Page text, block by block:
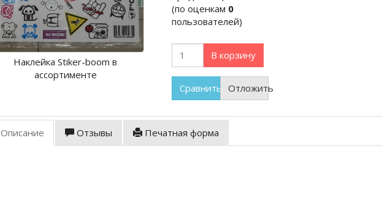
Наклейка Stiker-boom в
ассортименте
(по оценкам 0
пользователей)
В корзину
Сравнить Отложить
Описание Отзывы Печатная форма